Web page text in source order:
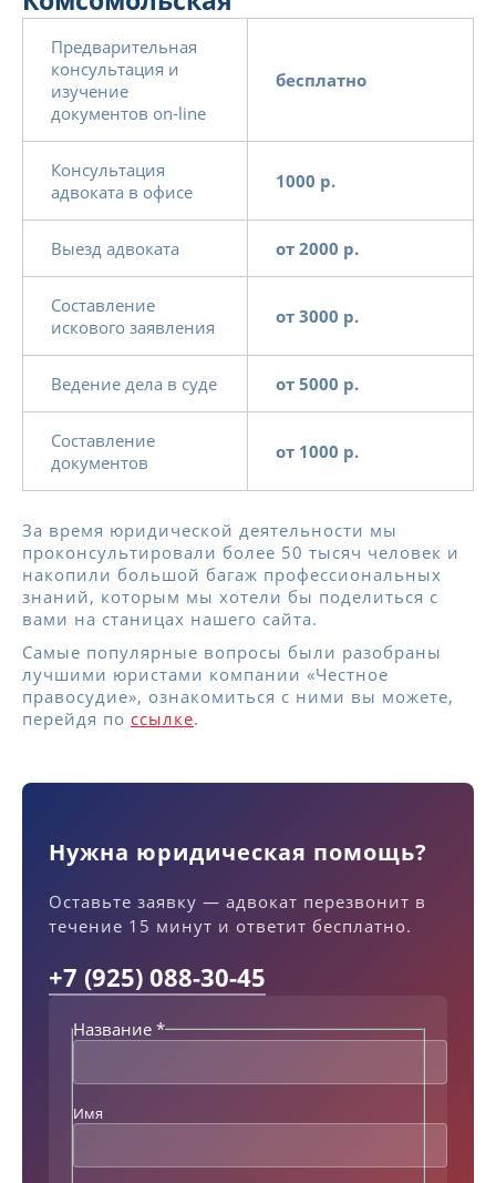
Предварительная
консультация и
изучение
документов on-line
бесплатно
Консультация
адвоката в офисе
1000 р.
Выезд адвоката от 2000 р.
Составление
искового заявления
от 3000 р.
Ведение дела в суде от 5000 р.
Составление
документов
от 1000 р.
За время юридической деятельности мы
проконсультировали более 50 тысяч человек и
накопили большой багаж профессиональных
знаний, которым мы хотели бы поделиться с
вами на станицах нашего сайта.
Самые популярные вопросы были разобраны
лучшими юристами компании «Честное
правосудие», ознакомиться с ними вы можете,
перейдя по ссылке.
Нужна юридическая помощь?
Оставьте заявку — адвокат перезвонит в
течение 15 минут и ответит бесплатно.
+7 (925) 088-30-45
Название *
Имя